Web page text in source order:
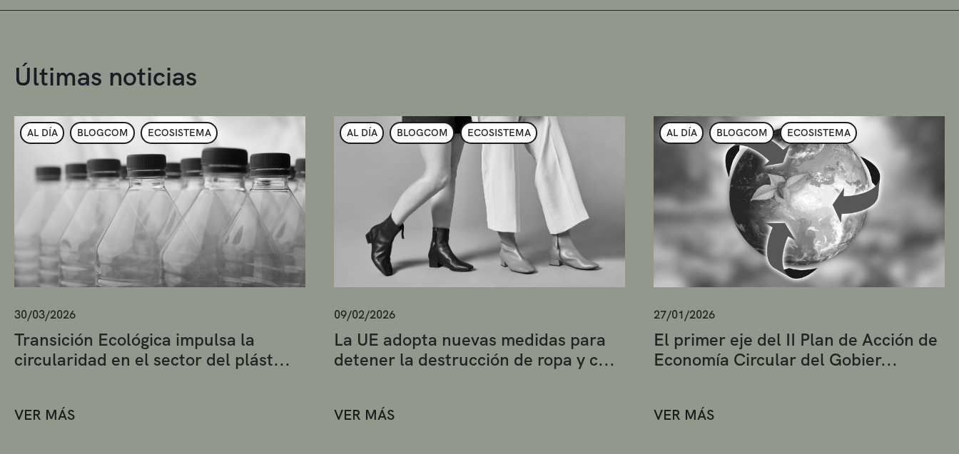
Últimas noticias
AL DÍA BLOGCOM ECOSISTEMA
30/03/2026
Transición Ecológica impulsa la
circularidad en el sector del plást...
VER MÁS
AL DÍA BLOGCOM ECOSISTEMA
09/02/2026
La UE adopta nuevas medidas para
detener la destrucción de ropa y c...
VER MÁS
AL DÍA BLOGCOM ECOSISTEMA
27/01/2026
El primer eje del II Plan de Acción de
Economía Circular del Gobier...
VER MÁS